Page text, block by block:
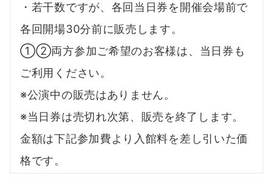
・若干数ですが、各回当日券を開催会場前で
各回開場30分前に販売します。
①②両方参加ご希望のお客様は、当日券も
ご利用ください。
※公演中の販売はありません。
※当日券は売切れ次第、販売を終了します。
金額は下記参加費より入館料を差し引いた価
格です。